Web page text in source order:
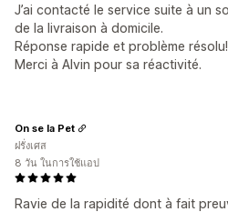
J’ai contacté le service suite à un
de la livraison à domicile.
Réponse rapide et problème résolu!
Merci à Alvin pour sa réactivité.
Ravie de la rapidité dont à fait
On se la Pet
ฝรั่งเศส
8 วัน ในการใช้แอป